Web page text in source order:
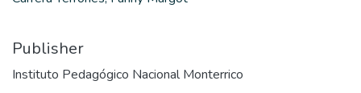
Publisher
Instituto Pedagógico Nacional Monterrico